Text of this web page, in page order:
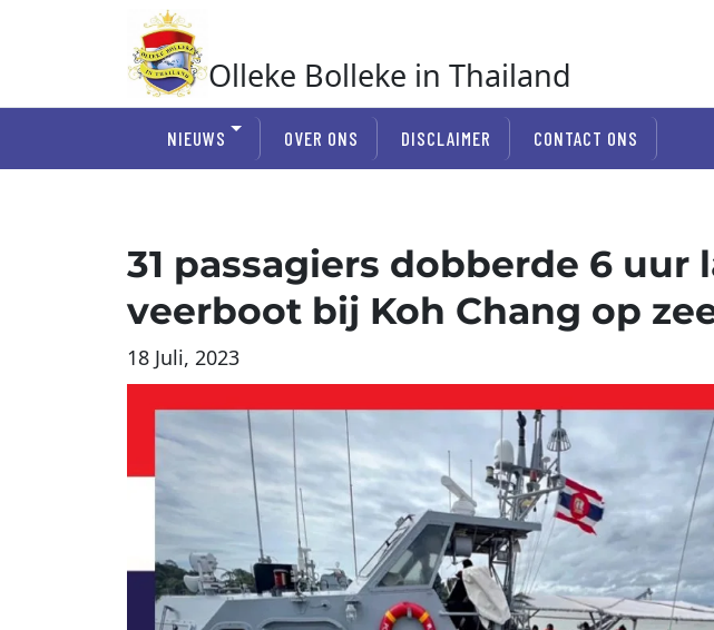
Olleke Bolleke in Thailand
NIEUWS OVER ONS DISCLAIMER CONTACT ONS
31 passagiers dobberde 6 uur
veerboot bij Koh Chang op
18 Juli, 2023